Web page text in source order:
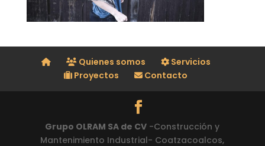
Quienes somos
Servicios
Proyectos
Contacto
Grupo OLRAM SA de CV -Construcción y
Mantenimiento Industrial- Coatzacoalcos,